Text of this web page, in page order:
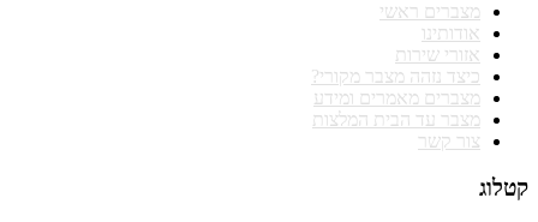
מצברים ראשי
אודותינו
אזורי שירות
כיצד נזהה מצבר מקורי?
מצברים מאמרים ומידע
מצבר עד הבית המלצות
צור קשר
קטלוג